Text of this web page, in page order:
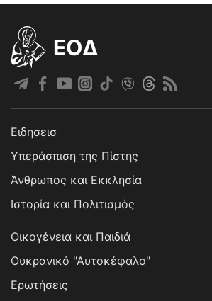
EOΔ
Ειδησεισ
Υπεράσπιση της Πίστης
Άνθρωπος και Εκκλησία
Ιστορία και Πολιτισμός
Οικογένεια και Παιδιά
Ουκρανικό "Αυτοκέφαλο"
Ερωτήσεις